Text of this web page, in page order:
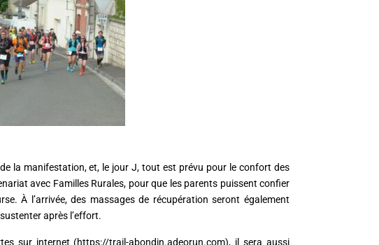
la manifestation, et, le jour J, tout est prévu pour le confort des
avec Familles Rurales, pour que les parents puissent confier
À l’arrivée, des massages de récupération seront également
après l’effort.
sur internet (https://trail-abondin.adeorun.com), il sera aussi